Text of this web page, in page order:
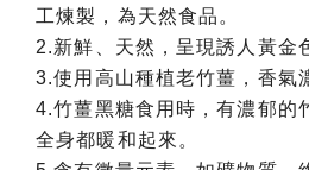
工煉製，為天然食品。
2.新鮮、天然，呈現誘人黃金
3.使用高山種植老竹薑，香氣
4.竹薑黑糖食用時，有濃郁的
全身都暖和起來。